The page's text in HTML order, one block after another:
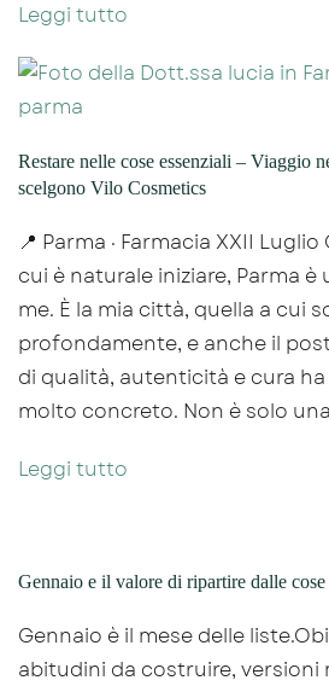
Leggi tutto
Restare nelle cose essenziali – Viaggio
scelgono Vilo Cosmetics
📍 Parma · Farmacia XXII
cui è naturale iniziare, Parma
me. È la mia città, quella a cui
profondamente, e anche il
di qualità, autenticità e cura
molto concreto. Non è solo
Leggi tutto
Gennaio e il valore di ripartire dalle cose
Gennaio è il mese delle
abitudini da costruire, versioni